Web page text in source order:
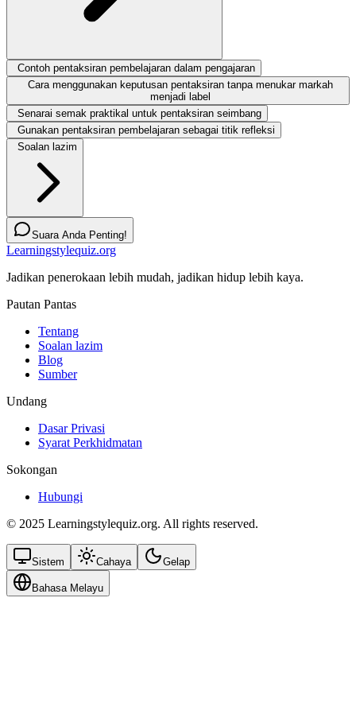
Contoh pentaksiran pembelajaran dalam pengajaran
Cara menggunakan keputusan pentaksiran tanpa menukar markah
menjadi label
Senarai semak praktikal untuk pentaksiran seimbang
Gunakan pentaksiran pembelajaran sebagai titik refleksi
Soalan lazim
Suara Anda Penting!
Learningstylequiz.org
Jadikan penerokaan lebih mudah, jadikan hidup lebih kaya.
Pautan Pantas
Tentang
Soalan lazim
Blog
Sumber
Undang
Dasar Privasi
Syarat Perkhidmatan
Sokongan
Hubungi
© 2025 Learningstylequiz.org. All rights reserved.
Sistem Cahaya Gelap
Bahasa Melayu